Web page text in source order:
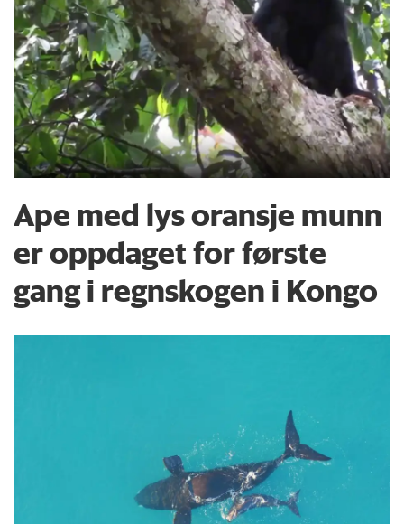
Ape med lys oransje munn
er oppdaget for første
gang i regnskogen i Kongo